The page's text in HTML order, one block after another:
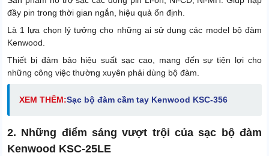
đầy pin trong thời gian ngắn, hiệu quả ổn định.
Là 1 lựa chọn lý tưởng cho những ai sử dụng các model bộ đàm
Kenwood.
Thiết bị đảm bảo hiệu suất sạc cao, mang đến sự tiện lợi cho
những công việc thường xuyên phải dùng bộ đàm.
XEM THÊM:Sạc bộ đàm cầm tay Kenwood KSC-356
2. Những điểm sáng vượt trội của sạc bộ đàm
Kenwood KSC-25LE